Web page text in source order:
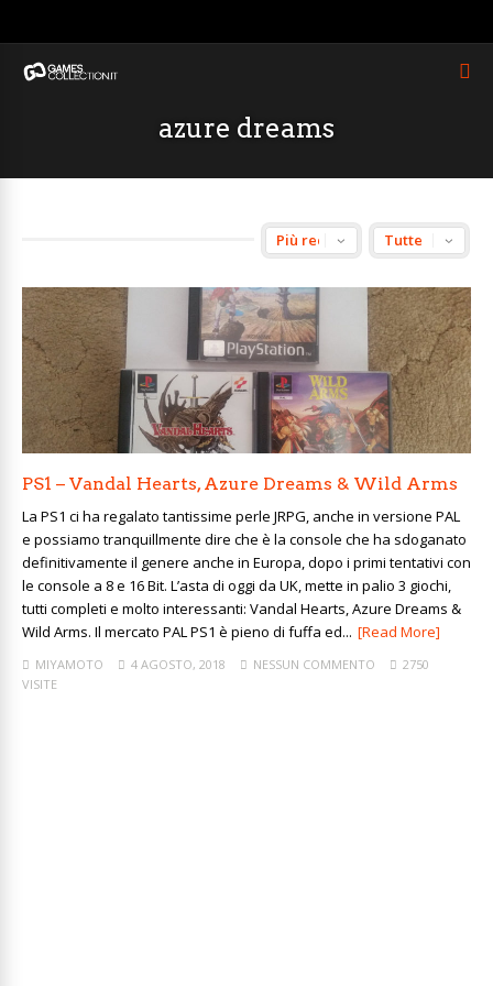
azure dreams
PS1 – Vandal Hearts, Azure Dreams & Wild Arms
La PS1 ci ha regalato tantissime perle JRPG, anche in versione PAL
e possiamo tranquillmente dire che è la console che ha sdoganato
definitivamente il genere anche in Europa, dopo i primi tentativi con
le console a 8 e 16 Bit. L’asta di oggi da UK, mette in palio 3 giochi,
tutti completi e molto interessanti: Vandal Hearts, Azure Dreams &
Wild Arms. Il mercato PAL PS1 è pieno di fuffa ed... [Read More]
MIYAMOTO 4 AGOSTO, 2018 NESSUN COMMENTO
2750
VISITE